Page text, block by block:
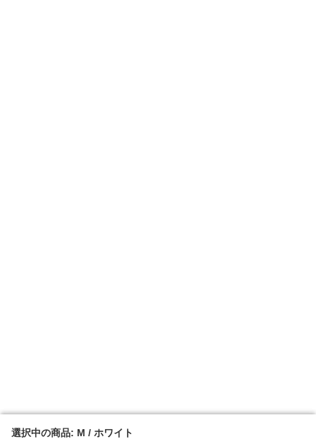
選択中の商品: M / ホワイト
選択中の商品: M / ホワイト